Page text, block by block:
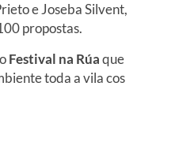
e Joseba Silvent,
propostas.
Festival na Rúaque
toda a vila cos